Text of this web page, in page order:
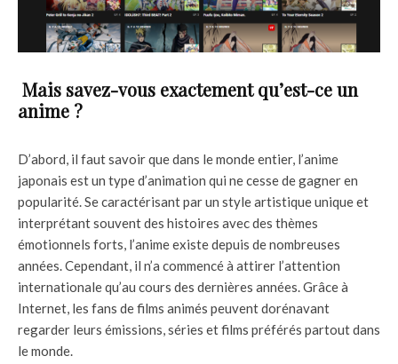
Mais savez-vous exactement qu’est-ce un
anime ?
D’abord, il faut savoir que dans le monde entier, l’anime
japonais est un type d’animation qui ne cesse de gagner en
popularité. Se caractérisant par un style artistique unique et
interprétant souvent des histoires avec des thèmes
émotionnels forts, l’anime existe depuis de nombreuses
années. Cependant, il n’a commencé à attirer l’attention
internationale qu’au cours des dernières années. Grâce à
Internet, les fans de films animés peuvent dorénavant
regarder leurs émissions, séries et films préférés partout dans
le monde.